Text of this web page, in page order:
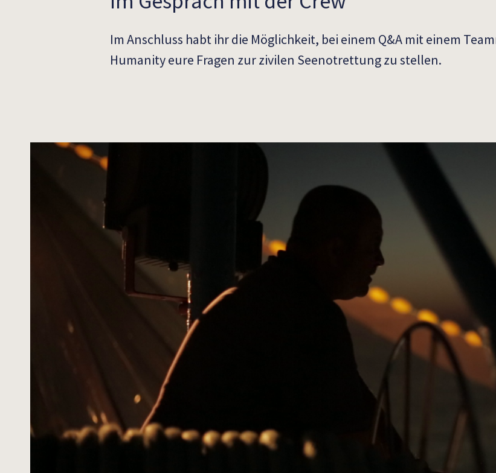
Im Anschluss habt ihr die Möglichkeit, bei einem Q&A mit einem
Humanity eure Fragen zur zivilen Seenotrettung zu stellen.